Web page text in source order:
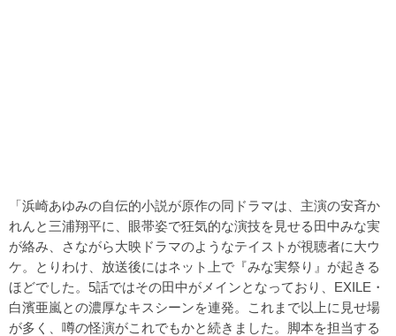
「浜崎あゆみの自伝的小説が原作の同ドラマは、主演の安斉か
れんと三浦翔平に、眼帯姿で狂気的な演技を見せる田中みな実
が絡み、さながら大映ドラマのようなテイストが視聴者に大ウ
ケ。とりわけ、放送後にはネット上で『みな実祭り』が起きる
ほどでした。5話ではその田中がメインとなっており、EXILE・
白濱亜嵐との濃厚なキスシーンを連発。これまで以上に見せ場
が多く、噂の怪演がこれでもかと続きました。脚本を担当する